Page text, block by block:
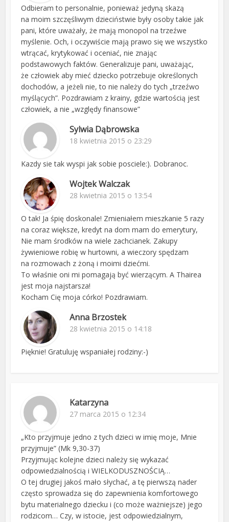
Odbieram to personalnie, ponieważ jedyną skazą
na moim szczęśliwym dzieciństwie były osoby takie jak
pani, które uważały, że mają monopol na trzeźwe
myślenie. Och, i oczywiście mają prawo się we wszystko
wtrącać, krytykować i oceniać, nie znając
podstawowych faktów. Generalizuje pani, uważając,
że człowiek aby mieć dziecko potrzebuje określonych
dochodów, a jeżeli nie, to nie należy do tych „trzeźwo
myślących”. Pozdrawiam z krainy, gdzie wartością jest
człowiek, a nie „względy finansowe”
Sylwia Dąbrowska
18 kwietnia 2015 o 23:29
Kazdy sie tak wyspi jak sobie posciele:). Dobranoc.
Wojtek Walczak
28 kwietnia 2015 o 13:54
O tak! Ja śpię doskonale! Zmieniałem mieszkanie 5 razy
na coraz większe, kredyt na dom mam do emerytury,
Nie mam środków na wiele zachcianek. Zakupy
żywieniowe robię w hurtowni, a wieczory spędzam
na rozmowach z żoną i moimi dziećmi.
To właśnie oni mi pomagają być wierzącym. A Thairea
jest moja najstarsza!
Kocham Cię moja córko! Pozdrawiam.
Anna Brzostek
28 kwietnia 2015 o 14:18
Pięknie! Gratuluję wspaniałej rodziny:-)
Katarzyna
27 marca 2015 o 12:34
„Kto przyjmuje jedno z tych dzieci w imię moje, Mnie
przyjmuje” (Mk 9,30-37)
Przyjmując kolejne dzieci należy się wykazać
odpowiedzialnością i WIELKODUSZNOŚCIĄ…
O tej drugiej jakoś mało słychać, a tę pierwszą nader
często sprowadza się do zapewnienia komfortowego
bytu materialnego dziecku i (co może ważniejsze) jego
rodzicom… Czy, w istocie, jest odpowiedzialnym,